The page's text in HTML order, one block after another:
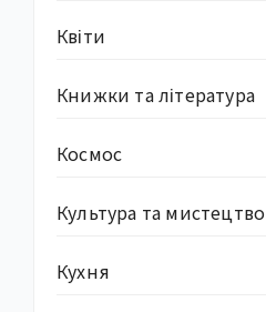
Квіти
Книжки та література
Космос
Культура та мистецтво
Кухня